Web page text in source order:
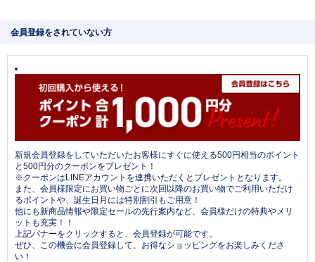
会員登録をされていない方
新規会員登録をしていただいたお客様にすぐに使える500円相当のポイント
と500円分のクーポンをプレゼント！
※クーポンはLINEアカウントを連携いただくとプレゼントとなります。
また、会員様限定にお買い物ごとに次回以降のお買い物でご利用いただけ
るポイントや、誕生日月には特別割引もご用意！
他にも新商品情報や限定セールの先行案内など、会員様だけの特典やメリ
ットも充実！！
上記バナーをクリックすると、会員登録が可能です。
ぜひ、この機会に会員登録して、お得なショッピングをお楽しみくださ
い！